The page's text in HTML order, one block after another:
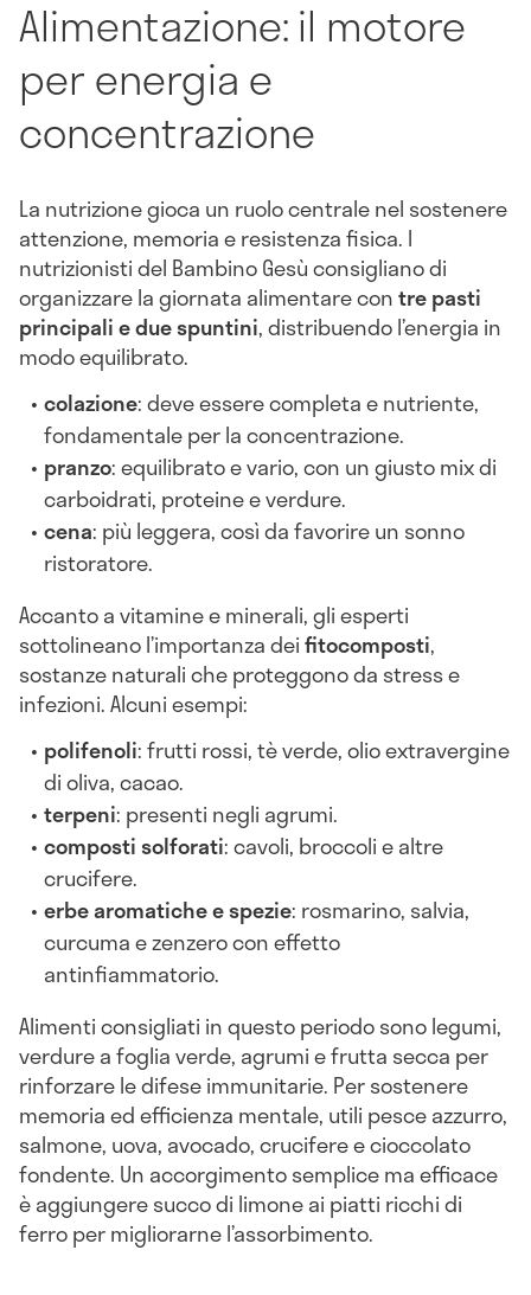
Alimentazione: il motore
per energia e
concentrazione
La nutrizione gioca un ruolo centrale nel sostenere
attenzione, memoria e resistenza fisica. I
nutrizionisti del Bambino Gesù consigliano di
organizzare la giornata alimentare contre pasti
principali e due spuntini, distribuendo l’energia in
modo equilibrato.
colazione: deve essere completa e nutriente,
fondamentale per la concentrazione.
pranzo: equilibrato e vario, con un giusto mix di
carboidrati, proteine e verdure.
cena: più leggera, così da favorire un sonno
ristoratore.
Accanto a vitamine e minerali, gli esperti
sottolineano l’importanza deifitocomposti,
sostanze naturali che proteggono da stress e
infezioni. Alcuni esempi:
polifenoli: frutti rossi, tè verde, olio extravergine
di oliva, cacao.
terpeni: presenti negli agrumi.
composti solforati: cavoli, broccoli e altre
crucifere.
erbe aromatiche e spezie: rosmarino, salvia,
curcuma e zenzero con effetto
antinfiammatorio.
Alimenti consigliati in questo periodo sono legumi,
verdure a foglia verde, agrumi e frutta secca per
rinforzare le difese immunitarie. Per sostenere
memoria ed efficienza mentale, utili pesce azzurro,
salmone, uova, avocado, crucifere e cioccolato
fondente. Un accorgimento semplice ma efficace
è aggiungere succo di limone ai piatti ricchi di
ferro per migliorarne l’assorbimento.